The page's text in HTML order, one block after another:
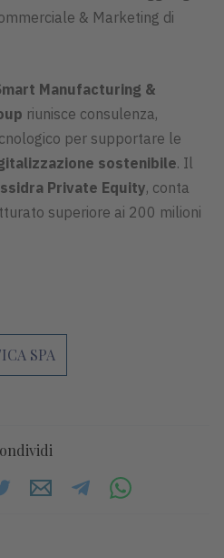
& Marketing di
Manufacturing &
riunisce consulenza,
per supportare le
sostenibile. Il
Private Equity, conta
superiore ai 200 milioni
SPA